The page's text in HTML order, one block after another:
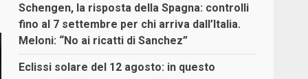
Schengen, la risposta della Spagna: controlli
fino al 7 settembre per chi arriva dall’Italia.
Meloni: “No ai ricatti di Sanchez”
Eclissi solare del 12 agosto: in questo